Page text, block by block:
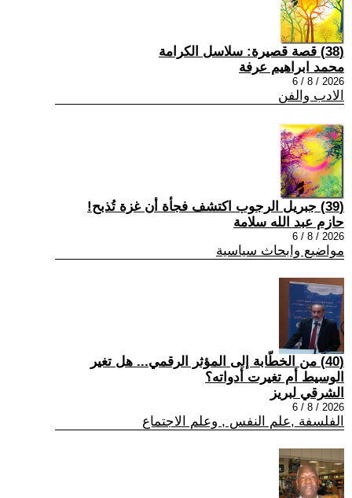
(38) قصة قصيرة: سلاسل الكرامة
محمد ابراهيم عرفة
2026 / 8 / 6
الادب والفن
(39) جبريل الرجوب اكتشف فجأة أن غزة تُذبح!
حازم عبد الله سلامة
2026 / 8 / 6
مواضيع وابحاث سياسية
(40) من الخطّابة إلى المؤثر الرقمي... هل تغير
الوسيط أم تغيرت أدواته؟
الشرقي لبريز
2026 / 8 / 6
الفلسفة ,علم النفس , وعلم الاجتماع